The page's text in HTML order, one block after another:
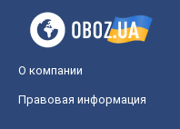
О компании
Правовая информация